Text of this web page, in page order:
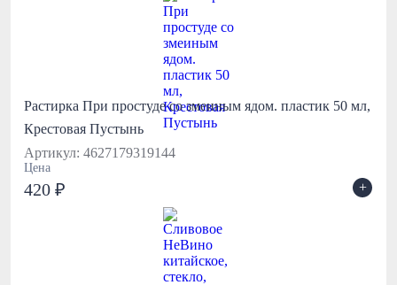
Растирка При простуде со змеиным ядом. пластик 50 мл,
Крестовая Пустынь
Артикул: 4627179319144
Цена
420 ₽ +